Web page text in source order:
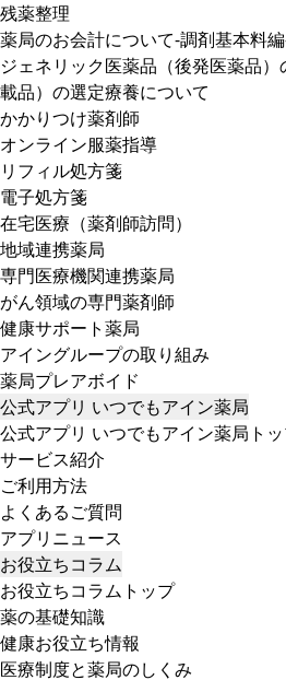
残薬整理
薬局のお会計について-調剤基本料
ジェネリック医薬品（後発医薬品
載品）の選定療養について
かかりつけ薬剤師
オンライン服薬指導
リフィル処方箋
電子処方箋
在宅医療（薬剤師訪問）
地域連携薬局
専門医療機関連携薬局
がん領域の専門薬剤師
健康サポート薬局
アイングループの取り組み
薬局プレアボイド
公式アプリ いつでもアイン薬局
公式アプリ いつでもアイン薬局ト
サービス紹介
ご利用方法
よくあるご質問
アプリニュース
お役立ちコラム
お役立ちコラムトップ
薬の基礎知識
健康お役立ち情報
医療制度と薬局のしくみ